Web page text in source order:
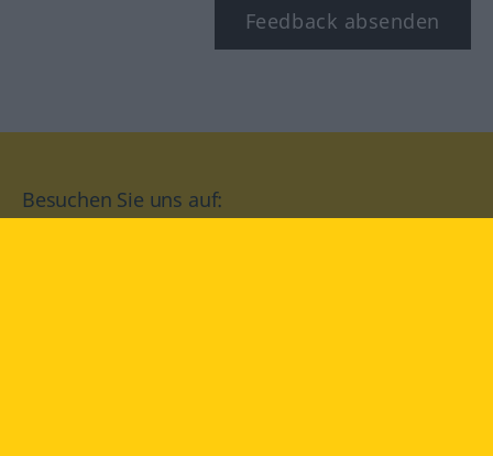
Feedback absenden
Besuchen Sie uns auf: